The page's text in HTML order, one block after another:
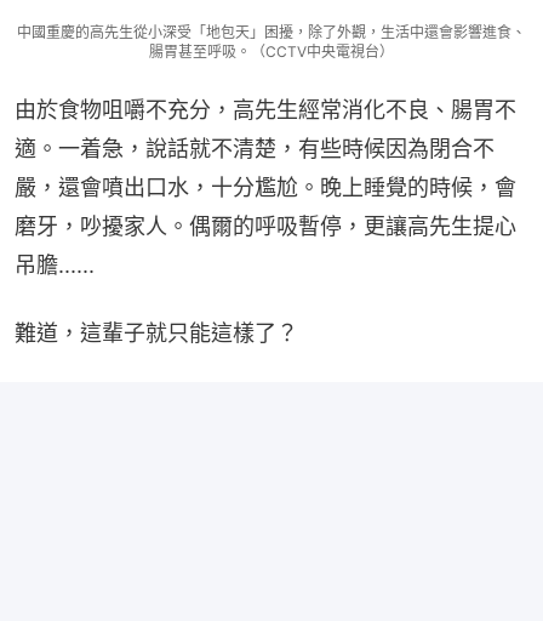
中國重慶的高先生從小深受「地包天」困擾，除了外觀，生活中還會影響進食、
腸胃甚至呼吸。（CCTV中央電視台）
由於食物咀嚼不充分，高先生經常消化不良、腸胃不
適。一着急，說話就不清楚，有些時候因為閉合不
嚴，還會噴出口水，十分尷尬。晚上睡覺的時候，會
磨牙，吵擾家人。偶爾的呼吸暫停，更讓高先生提心
吊膽......
難道，這輩子就只能這樣了？